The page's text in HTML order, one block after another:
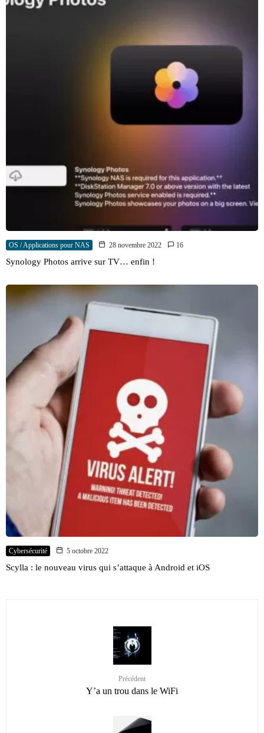
OS / Applications pour NAS 28 novembre 2022 16
Synology Photos arrive sur TV… enfin !
Cybersécurité 5 octobre 2022
Scylla : le nouveau virus qui s’attaque à Android et iOS
Précédent
Y’a un trou dans le WiFi